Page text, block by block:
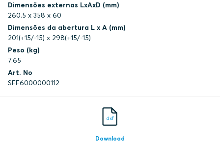
Underwriters Laboratories Inc.
Factory Mutual Approval
Factory Mutual Approval
Dimensões externas LxAxD (mm)
260.5 x 358 x 60
Dimensões da abertura L x A (mm)
201(+15/-15) x 298(+15/-15)
Peso (kg)
7.65
Art. No
SFF6000000112
dxf
Download